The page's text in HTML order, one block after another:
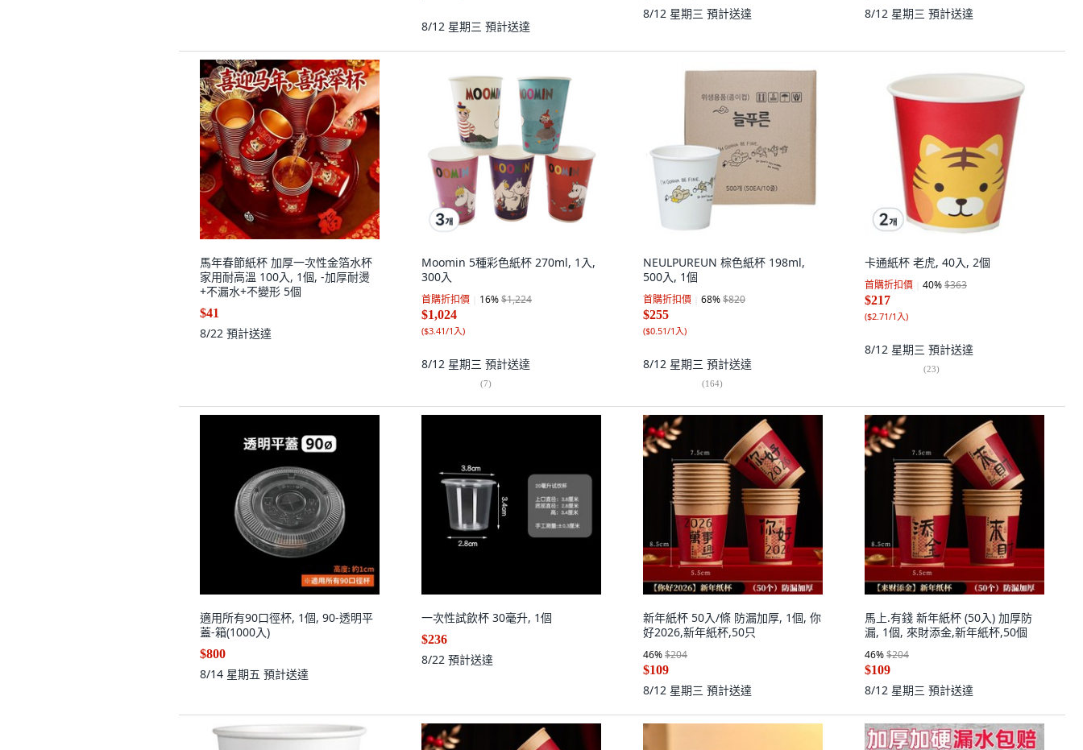
8/12 星期三 預計送達
8/12 星期三 預計送達 8/12 星期三 預計送達
馬年春節紙杯 加厚一次性金箔水杯
家用耐高溫 100入, 1個, -加厚耐燙
+不漏水+不變形 5個
$41
8/22 預計送達
Moomin 5種彩色紙杯 270ml, 1入,
300入
首購折扣價 16%$1,224
$1,024
($3.41/1入)
8/12 星期三 預計送達
(7)
NEULPUREUN 棕色紙杯 198ml,
500入, 1個
首購折扣價 68%$820
$255
($0.51/1入)
8/12 星期三 預計送達
(164)
卡通紙杯 老虎, 40入, 2個
首購折扣價 40%$363
$217
($2.71/1入)
8/12 星期三 預計送達
(23)
適用所有90口徑杯, 1個, 90-透明平
蓋-箱(1000入)
$800
8/14 星期五 預計送達
一次性試飲杯 30毫升, 1個
$236
8/22 預計送達
新年紙杯 50入/條 防漏加厚, 1個, 你
好2026,新年紙杯,50只
46%$204
$109
8/12 星期三 預計送達
馬上.有錢 新年紙杯 (50入) 加厚防
漏, 1個, 來財添金,新年紙杯,50個
46%$204
$109
8/12 星期三 預計送達